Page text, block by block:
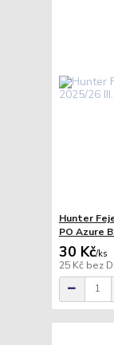
Hunter
PO Azure
30 Kč/ks
25 Kč bez